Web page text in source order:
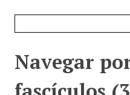
Navegar